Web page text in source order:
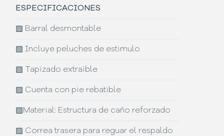
ESPECIFICACIONES
▨ Barral desmontable
▨ Incluye peluches de estimulo
▨ Tapizado extraible
▨ Cuenta con pie rebatible
▨Material: Estructura de caño reforzado
▨ Correa trasera para reguar el respaldo